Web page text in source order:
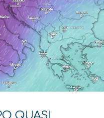
QUASI